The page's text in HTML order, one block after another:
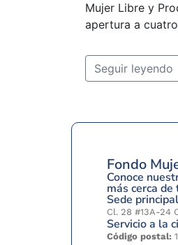
Mujer Libre y
apertura a
Seguir leyendo
Fondo
Conoce
más cerca de
Sede principal
Cl. 28 #13A-24
Servicio a la
Código postal: